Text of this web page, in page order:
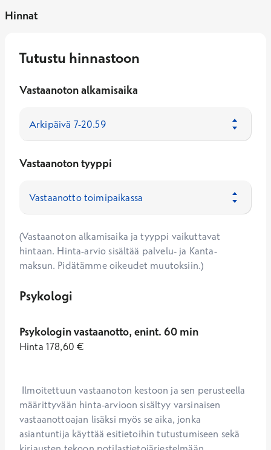
Hinnat
Tutustu hinnastoon
Vastaanoton alkamisaika
Vastaanoton tyyppi
(Vastaanoton alkamisaika ja tyyppi vaikuttavat
hintaan. Hinta-arvio sisältää palvelu- ja Kanta-
maksun. Pidätämme oikeudet muutoksiin.)
Psykologi
Psykologin vastaanotto, enint. 60 min
Hinta 178,60 €
määrittyvään hinta-arvioon sisältyy varsinaisen
vastaanottoajan lisäksi myös se aika, jonka
asiantuntija käyttää esitietoihin tutustumiseen sekä